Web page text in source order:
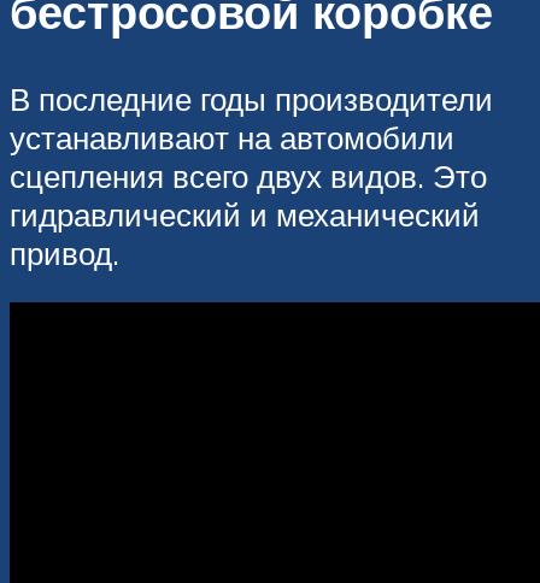
В последние годы производители
устанавливают на автомобили
сцепления всего двух видов. Это
гидравлический и механический
привод.